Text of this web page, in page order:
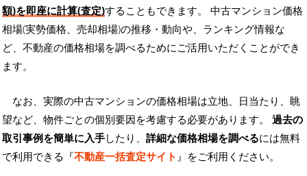
額)を即座に計算(査定)することもできます。 中古マンション価格
相場(実勢価格、売却相場)の推移・動向や、ランキング情報な
ど、不動産の価格相場を調べるためにご活用いただくことができ
ます。
なお、実際の中古マンションの価格相場は立地、日当たり、眺
望など、物件ごとの個別要因を考慮する必要があります。 過去の
取引事例を簡単に入手したり、 詳細な価格相場を調べるには無料
で利用できる『不動産一括査定サイト 』をご利用ください。